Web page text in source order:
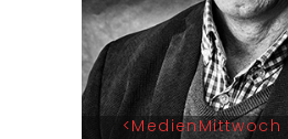
MedienMittwoch